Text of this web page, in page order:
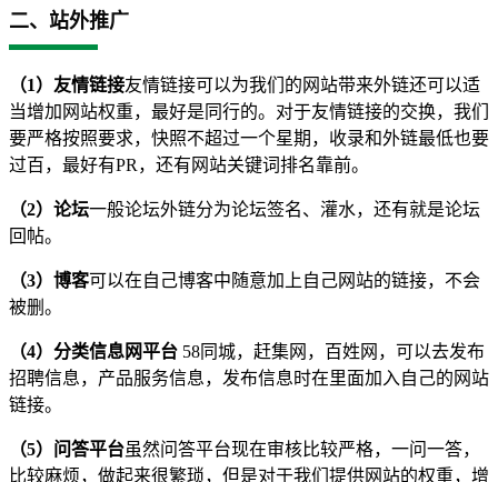
二、站外推广
（1）友情链接友情链接可以为我们的网站带来外链还可以适
当增加网站权重，最好是同行的。对于友情链接的交换，我们
要严格按照要求，快照不超过一个星期，收录和外链最低也要
过百，最好有PR，还有网站关键词排名靠前。
（2）论坛一般论坛外链分为论坛签名、灌水，还有就是论坛
回帖。
（3）博客可以在自己博客中随意加上自己网站的链接，不会
被删。
（4）分类信息网平台 58同城，赶集网，百姓网，可以去发布
招聘信息，产品服务信息，发布信息时在里面加入自己的网站
链接。
（5）问答平台虽然问答平台现在审核比较严格，一问一答，
比较麻烦，做起来很繁琐，但是对于我们提供网站的权重，增